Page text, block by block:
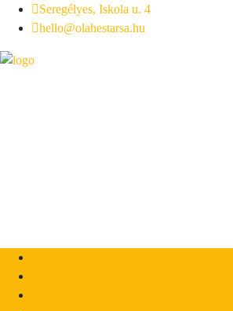
Seregélyes, Iskola u. 4
hello@olahestarsa.hu